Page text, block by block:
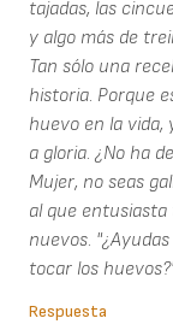
tajadas, las
y algo más de
Tan sólo una
historia. Porque
huevo en la vida,
a gloria. ¿No ha
Mujer, no seas
al que
nuevos.
tocar los
Respuesta